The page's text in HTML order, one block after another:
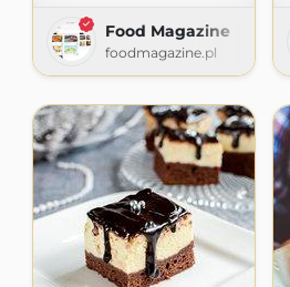
Food Magazine
foodmagazine.pl